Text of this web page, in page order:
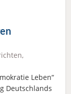
,
Leben“
Deutschlands